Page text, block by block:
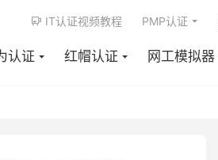
认证 红帽认证 网工模拟器
 IT认证视频教程 PMP认证